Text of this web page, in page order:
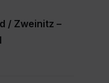
/ Zweinitz –